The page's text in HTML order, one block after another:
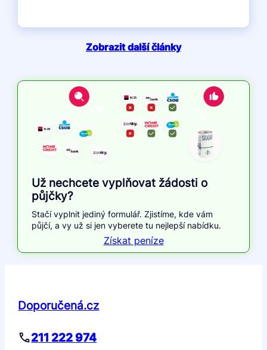
Zobrazit další články
Už nechcete vyplňovat žádosti o
půjčky?
Stačí vyplnit jediný formulář. Zjistíme, kde vám
půjčí, a vy už si jen vyberete tu nejlepší nabídku.
Získat peníze
Doporučená.cz
211 222 974